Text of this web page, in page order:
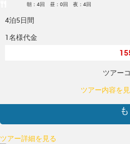
朝：4回 昼：0回 夜：4回
4泊5日間
1名様代金
ツアー
ツアー内容を
ツアー詳細を見る